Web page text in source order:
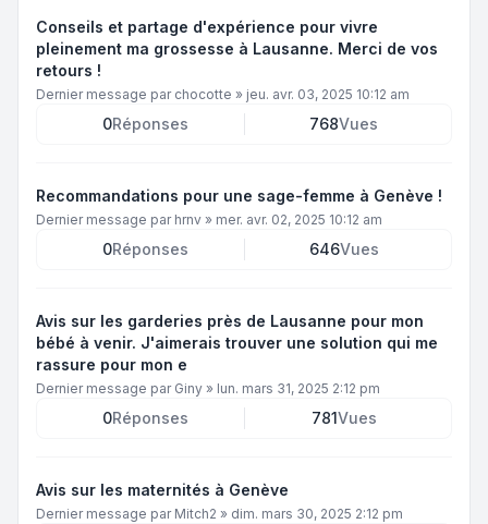
Conseils et partage d'expérience pour vivre
pleinement ma grossesse à Lausanne. Merci de vos
retours !
Dernier message par chocotte » jeu. avr. 03, 2025 10:12 am
0Réponses 768Vues
Recommandations pour une sage-femme à Genève !
Dernier message par hrnv » mer. avr. 02, 2025 10:12 am
0Réponses 646Vues
Avis sur les garderies près de Lausanne pour mon
bébé à venir. J'aimerais trouver une solution qui me
rassure pour mon e
Dernier message par Giny » lun. mars 31, 2025 2:12 pm
0Réponses 781Vues
Avis sur les maternités à Genève
Dernier message par Mitch2 » dim. mars 30, 2025 2:12 pm